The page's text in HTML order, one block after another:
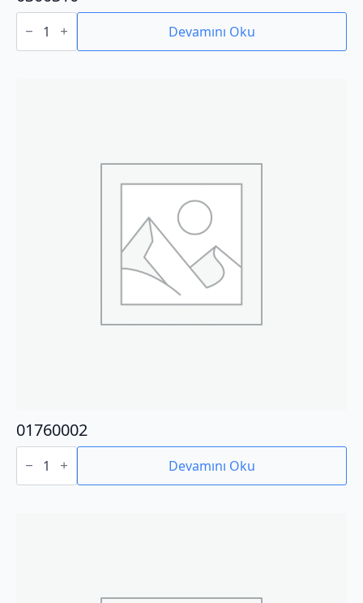
0300310
adet Devamını Oku
01760002
01760002
adet Devamını Oku